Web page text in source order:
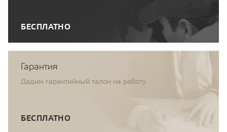
БЕСПЛАТНО
Гарантия
Дадим гарантийный талон на работу
БЕСПЛАТНО